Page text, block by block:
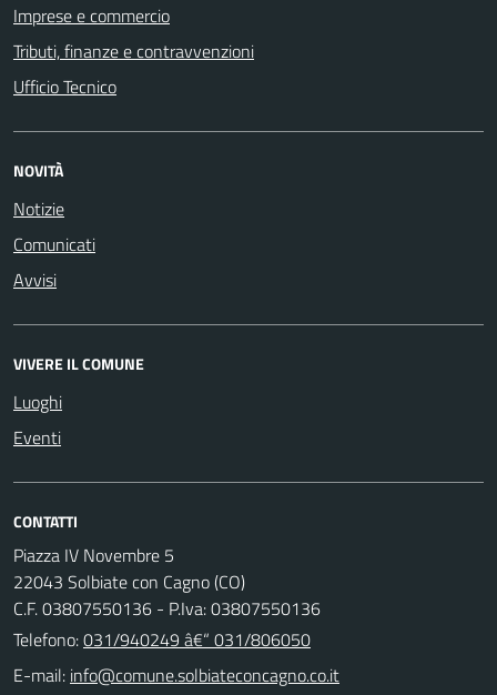
Imprese e commercio
Tributi, finanze e contravvenzioni
Ufficio Tecnico
NOVITÀ
Notizie
Comunicati
Avvisi
VIVERE IL COMUNE
Luoghi
Eventi
CONTATTI
Piazza IV Novembre 5
22043 Solbiate con Cagno (CO)
C.F. 03807550136 - P.Iva: 03807550136
Telefono:031/940249 â€“ 031/806050
E-mail: